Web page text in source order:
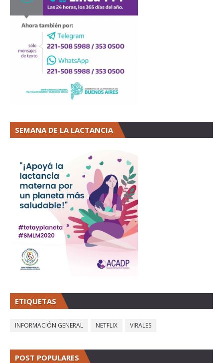
SEMANA DE LA LACTANCIA
ETIQUETAS
INFORMACIÓN GENERAL NETFLIX VIRALES
POST POPULARES